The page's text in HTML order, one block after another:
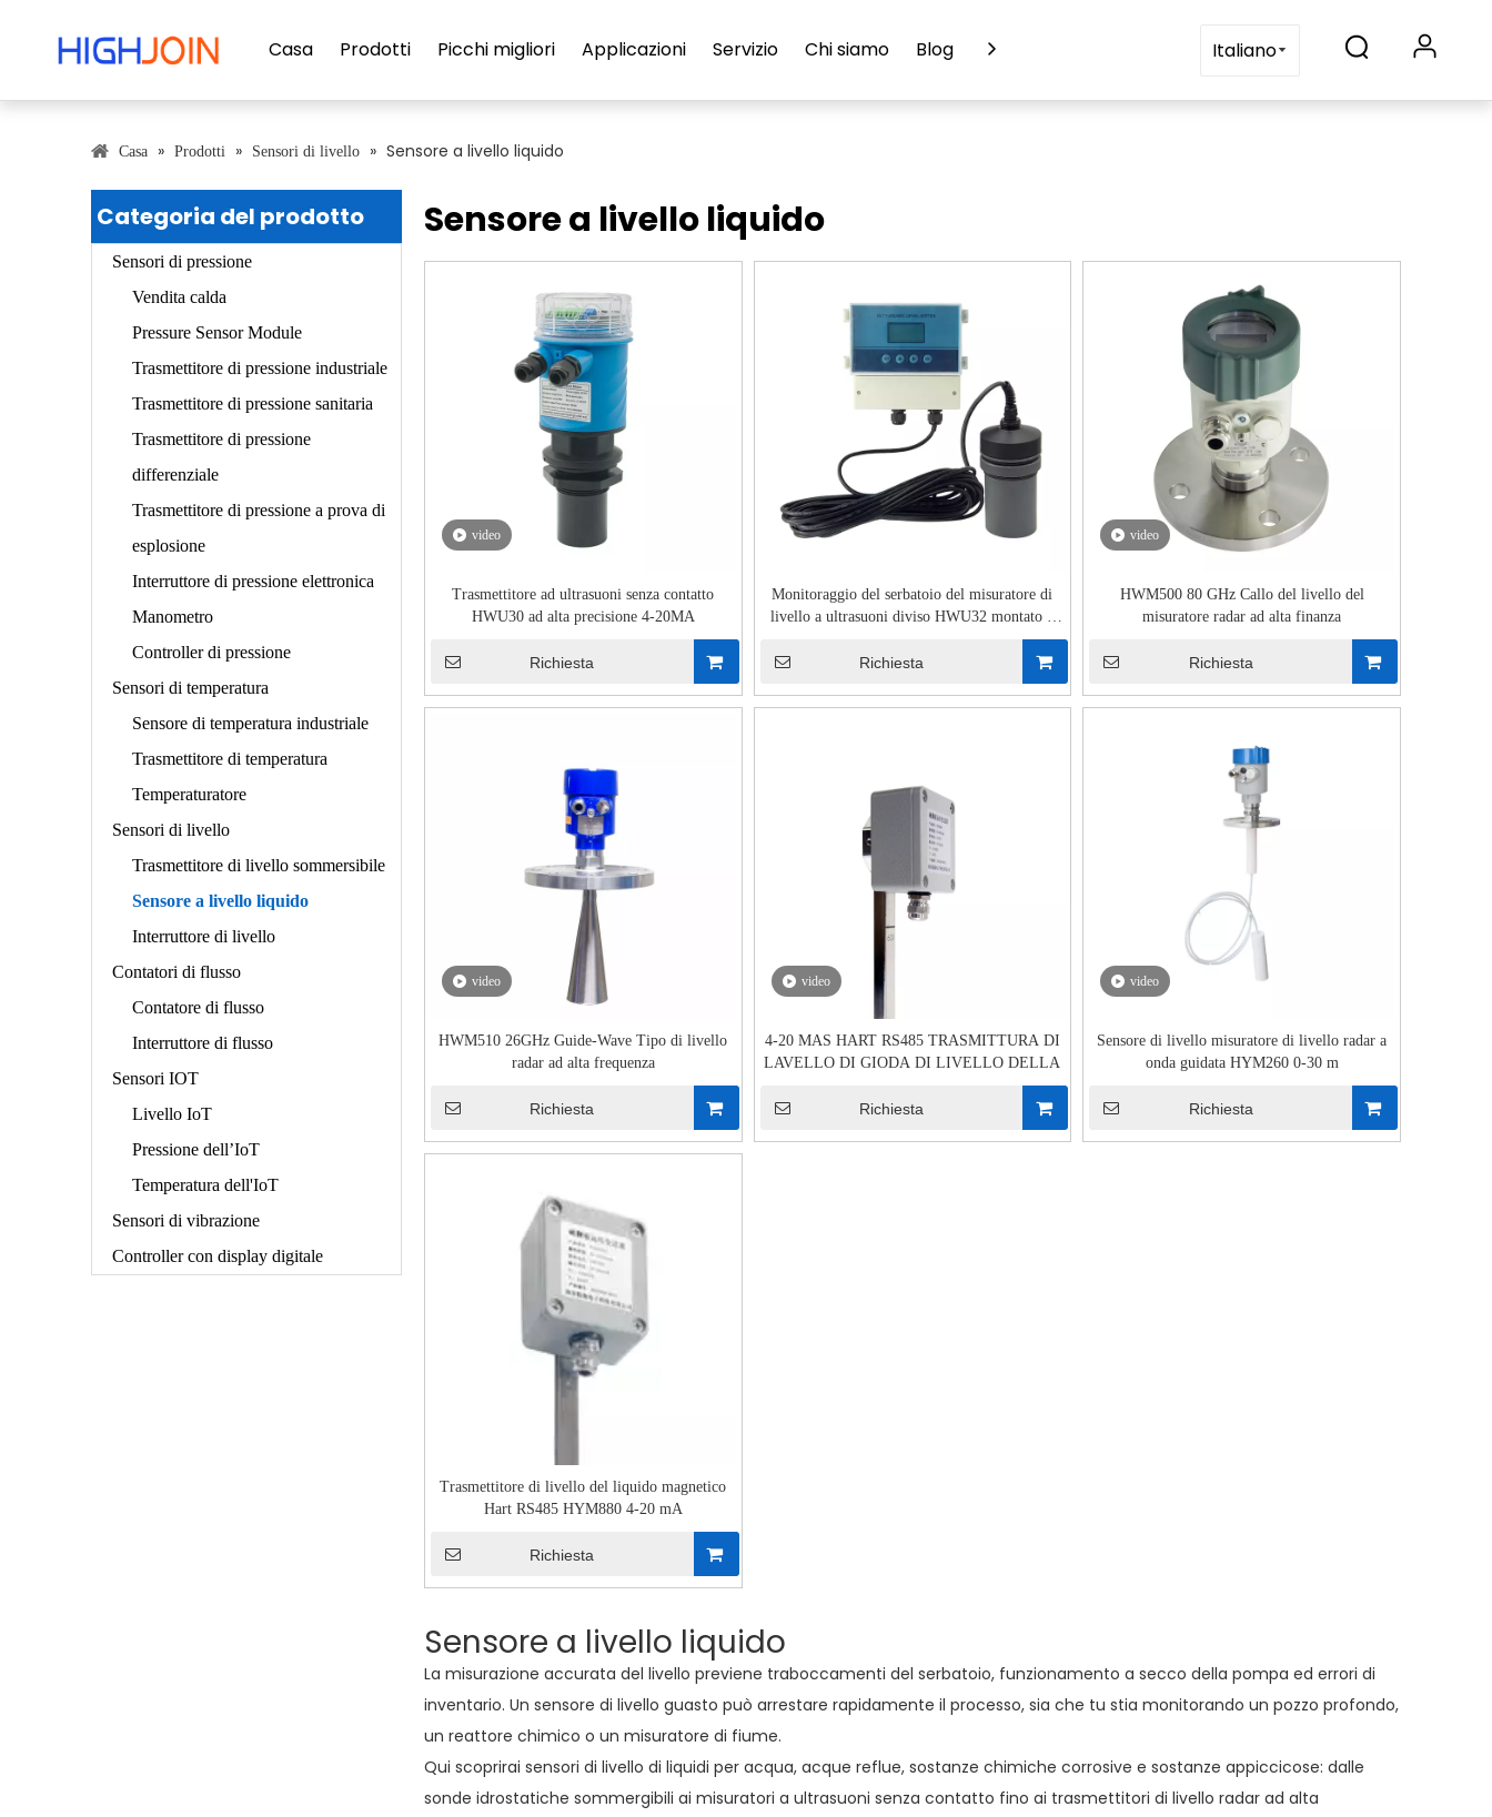
Casa Prodotti Picchi migliori Applicazioni Servizio Chi siamo Blog Contattaci Italiano
Casa » Prodotti » Sensori di livello » Sensore a livello liquido
Categoria del prodotto
Sensori di pressione
Vendita calda
Pressure Sensor Module
Trasmettitore di pressione industriale
Trasmettitore di pressione sanitaria
Trasmettitore di pressione
differenziale
Trasmettitore di pressione a prova di
esplosione
Interruttore di pressione elettronica
Manometro
Controller di pressione
Sensori di temperatura
Sensore di temperatura industriale
Trasmettitore di temperatura
Temperaturatore
Sensori di livello
Trasmettitore di livello sommersibile
Sensore a livello liquido
Interruttore di livello
Contatori di flusso
Contatore di flusso
Interruttore di flusso
Sensori IOT
Livello IoT
Pressione dell’IoT
Temperatura dell'IoT
Sensori di vibrazione
Controller con display digitale
Sensore a livello liquido
video
Trasmettitore ad ultrasuoni senza contatto
HWU30 ad alta precisione 4-20MA
Richiesta
Monitoraggio del serbatoio del misuratore di
livello a ultrasuoni diviso HWU32 montato a
Richiesta
video
HWM500 80 GHz Callo del livello del
misuratore radar ad alta finanza
Richiesta
video
HWM510 26GHz Guide-Wave Tipo di livello
radar ad alta frequenza
Richiesta
video
4-20 MAS HART RS485 TRASMITTURA DI
LAVELLO DI GIODA DI LIVELLO DELLA
Richiesta
video
Sensore di livello misuratore di livello radar a
onda guidata HYM260 0-30 m
Richiesta
Trasmettitore di livello del liquido magnetico
Hart RS485 HYM880 4-20 mA
Richiesta
Sensore a livello liquido
La misurazione accurata del livello previene traboccamenti del serbatoio, funzionamento a secco della pompa ed errori di
inventario. Un sensore di livello guasto può arrestare rapidamente il processo, sia che tu stia monitorando un pozzo profondo,
un reattore chimico o un misuratore di fiume.
Qui scoprirai sensori di livello di liquidi per acqua, acque reflue, sostanze chimiche corrosive e sostanze appiccicose: dalle
sonde idrostatiche sommergibili ai misuratori a ultrasuoni senza contatto fino ai trasmettitori di livello radar ad alta